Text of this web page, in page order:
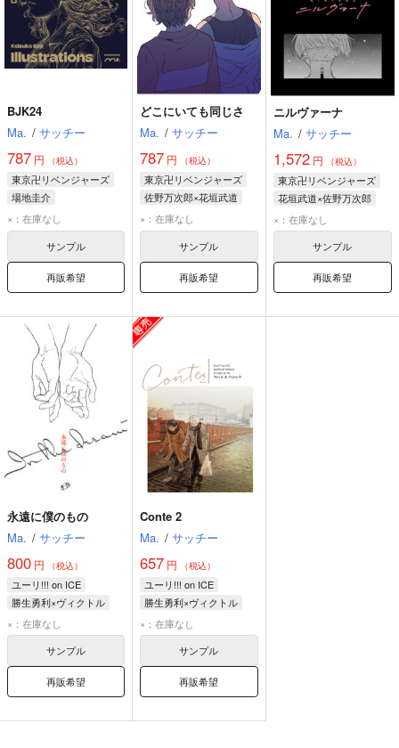
BJK24
Ma. / サッチー
787 円 （税込）
東京卍リベンジャーズ
場地圭介
×：在庫なし
サンプル
再販希望
どこにいても同じさ
Ma. / サッチー
787 円 （税込）
東京卍リベンジャーズ
佐野万次郎×花垣武道
花垣武道
×：在庫なし
サンプル
再販希望
ニルヴァーナ
Ma. / サッチー
1,572円 （税込）
東京卍リベンジャーズ
花垣武道×佐野万次郎
花垣武道
×：在庫なし
サンプル
再販希望
永遠に僕のもの
Ma. / サッチー
800 円 （税込）
ユーリ!!! on ICE
勝生勇利×ヴィクトル
勝生勇利
×：在庫なし
サンプル
再販希望
Conte 2
Ma. / サッチー
657 円 （税込）
ユーリ!!! on ICE
勝生勇利×ヴィクトル
勝生勇利
ヴィクトル・ニキフォロフ
×：在庫なし
サンプル
再販希望